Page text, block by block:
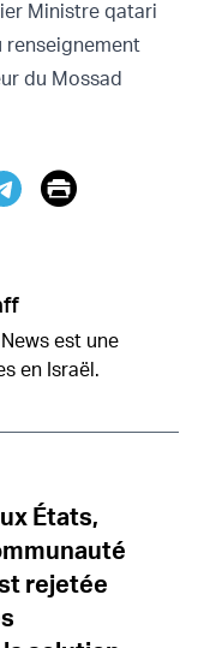
Ministre qatari
renseignement
du Mossad
Print
est une
en Israël.
États,
rejetée